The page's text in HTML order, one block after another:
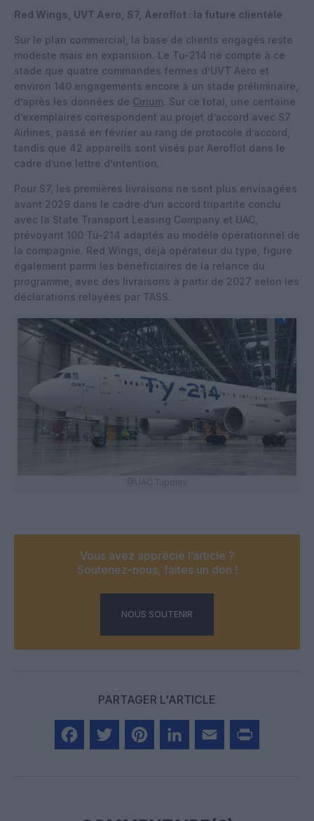
Red Wings, UVT Aero, S7, Aeroflot : la future clientèle
Sur le plan commercial, la base de clients engagés reste
modeste mais en expansion. Le Tu-214 ne compte à ce
stade que quatre commandes fermes d’UVT Aero et
environ 140 engagements encore à un stade préliminaire,
d’après les données de Cirium. Sur ce total, une centaine
d’exemplaires correspondent au projet d’accord avec S7
Airlines, passé en février au rang de protocole d’accord,
tandis que 42 appareils sont visés par Aeroflot dans le
cadre d’une lettre d’intention.
Pour S7, les premières livraisons ne sont plus envisagées
avant 2029 dans le cadre d’un accord tripartite conclu
avec la State Transport Leasing Company et UAC,
prévoyant 100 Tu-214 adaptés au modèle opérationnel de
la compagnie. Red Wings, déjà opérateur du type, figure
également parmi les bénéficiaires de la relance du
programme, avec des livraisons à partir de 2027 selon les
déclarations relayées par TASS.
@UAC Tupolev
Vous avez apprécié l’article ?
Soutenez-nous, faites un don !
NOUS SOUTENIR
PARTAGER L'ARTICLE